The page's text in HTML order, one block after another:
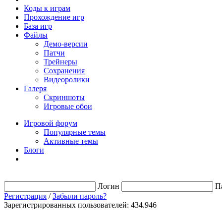
Коды к играм
Прохождение игр
База игр
Файлы
Демо-версии
Патчи
Трейнеры
Сохранения
Видеоролики
Галеря
Скриншоты
Игровые обои
Игровой форум
Популярные темы
Активные темы
Блоги
Логин
Регистрация /Забыли пароль?
Зарегистрированных пользователей: 434.946